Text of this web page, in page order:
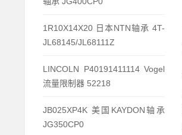
1R10X14X20 日本NTN轴承 4T-
JL68145/JL68111Z
LINCOLN P40191411114 Vogel
流量限制器 52218
JB025XP4K 美国KAYDON轴承
JG350CP0